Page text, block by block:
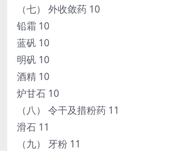
（七） 外收敛药 10
铅霜 10
蓝矾 10
明矾 10
酒精 10
炉甘石 10
（八） 令干及措粉药 11
滑石 11
（九） 牙粉 11